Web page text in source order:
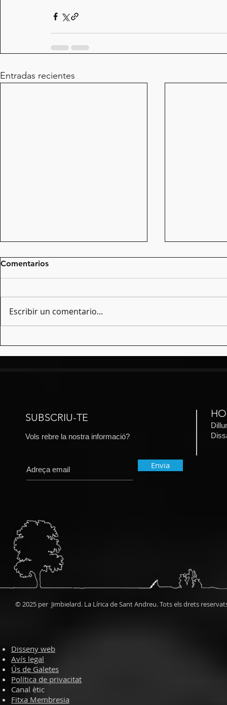
Entradas recientes
26)
Comentarios
Escribir un comentario...
Vols rebre la nostra informació?
SUBSCRIU-TE
Envia
© 2025 per Jimbielard. La Lírica de Sant Andreu. Tots els drets
Disseny web
Avís legal
Ús de Galetes
Política de privacitat
Canal ètic
Fitxa Membresia